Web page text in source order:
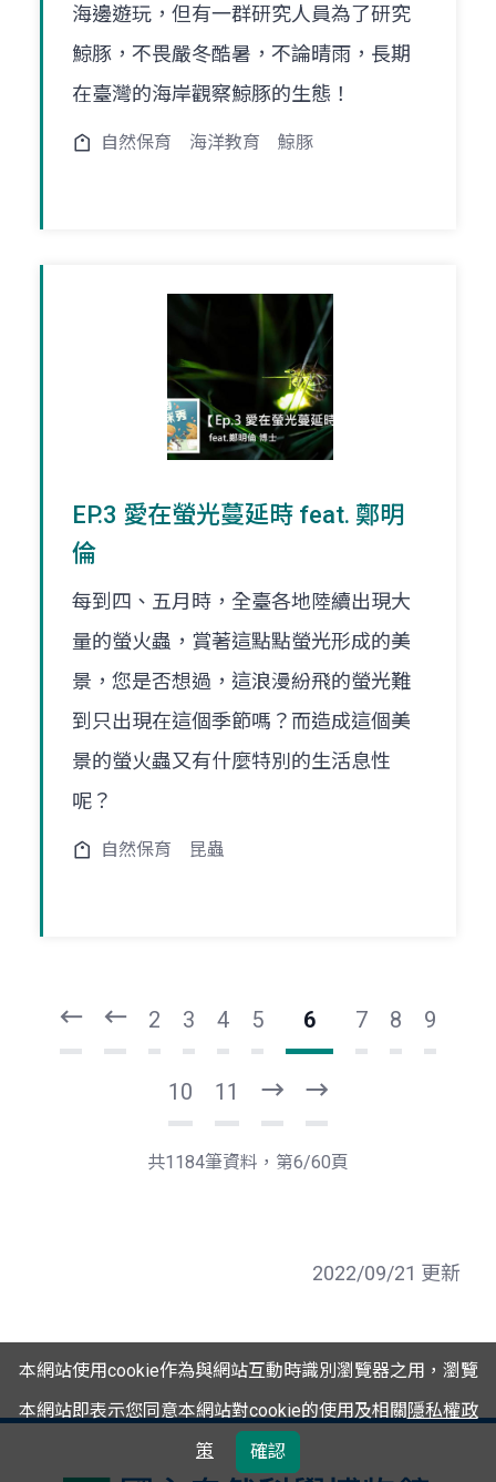
海邊遊玩，但有一群研究人員為了研究
鯨豚，不畏嚴冬酷暑，不論晴雨，長期
在臺灣的海岸觀察鯨豚的生態！
自然保育 海洋教育 鯨豚
EP.3 愛在螢光蔓延時 feat. 鄭明
倫
每到四、五月時，全臺各地陸續出現大
量的螢火蟲，賞著這點點螢光形成的美
景，您是否想過，這浪漫紛飛的螢光難
到只出現在這個季節嗎？而造成這個美
景的螢火蟲又有什麼特別的生活息性
呢？
自然保育 昆蟲
2 3 4 5 6 7 8 9
10 11
一
頁
後
一
共1184筆資料，第6/60頁
2022/09/21 更新
本網站使用cookie作為與網站互動時識別瀏覽器之用，瀏覽
本網站即表示您同意本網站對cookie的使用及相關隱私權政
策
確認